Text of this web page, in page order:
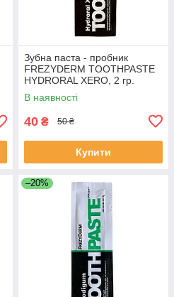
Зубна паста - пробник
FREZYDERM TOOTHPASTE
HYDRORAL XERO, 2 гр.
В наявності
40 ₴ 50 ₴
Купити
–20%